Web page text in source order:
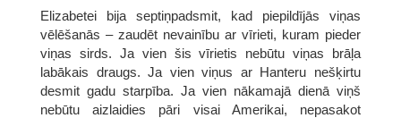
Elizabetei bija septiņpadsmit, kad piepildījās viņas
vēlēšanās – zaudēt nevainību ar vīrieti, kuram pieder
viņas sirds. Ja vien šis vīrietis nebūtu viņas brāļa
labākais draugs. Ja vien viņus ar Hanteru nešķirtu
desmit gadu starpība. Ja vien nākamajā dienā viņš
nebūtu aizlaidies pāri visai Amerikai, nepasakot